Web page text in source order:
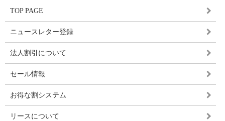
TOP PAGE
ニュースレター登録
法人割引について
セール情報
お得な割システム
リースについて